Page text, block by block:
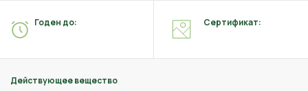
Действующее вещество
Годен до: Сертификат: